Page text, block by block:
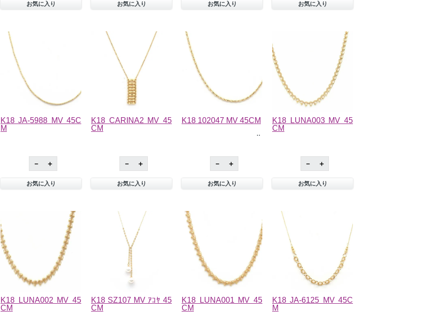
お気に入り お気に入り お気に入り お気に入り
K18 JA-5988 MV 45C
M
－ ＋
お気に入り
K18 CARINA2 MV 45
CM
－ ＋
お気に入り
K18 102047 MV 45CM
－ ＋
お気に入り
K18 LUNA003 MV 45
CM
－ ＋
お気に入り
K18 LUNA002 MV 45
CM
K18 SZ107 MV ｱｺﾔ 45
CM
K18 LUNA001 MV 45
CM
K18 JA-6125 MV 45C
M